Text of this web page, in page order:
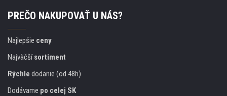
PREČO NAKUPOVAŤ U NÁS?
Najlepšie ceny
Najväčšísortiment
Rýchle dodanie (od 48h)
Dodávame po celej SK